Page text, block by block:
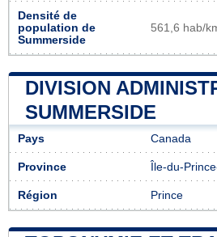
Densité de
population de
Summerside
561,6 hab/
DIVISION
SUMMERSIDE
Pays Canada
Province Île-du-
Région Prince